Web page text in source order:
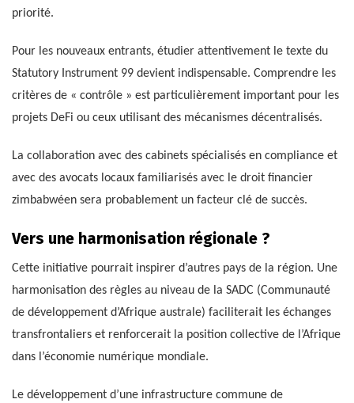
priorité.
Pour les nouveaux entrants, étudier attentivement le texte du
Statutory Instrument 99 devient indispensable. Comprendre les
critères de « contrôle » est particulièrement important pour les
projets DeFi ou ceux utilisant des mécanismes décentralisés.
La collaboration avec des cabinets spécialisés en compliance et
avec des avocats locaux familiarisés avec le droit financier
zimbabwéen sera probablement un facteur clé de succès.
Vers une harmonisation régionale ?
Cette initiative pourrait inspirer d’autres pays de la région. Une
harmonisation des règles au niveau de la SADC (Communauté
de développement d’Afrique australe) faciliterait les échanges
transfrontaliers et renforcerait la position collective de l’Afrique
dans l’économie numérique mondiale.
Le développement d’une infrastructure commune de